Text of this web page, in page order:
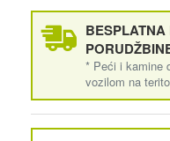
* Peći i kamine
vozilom na